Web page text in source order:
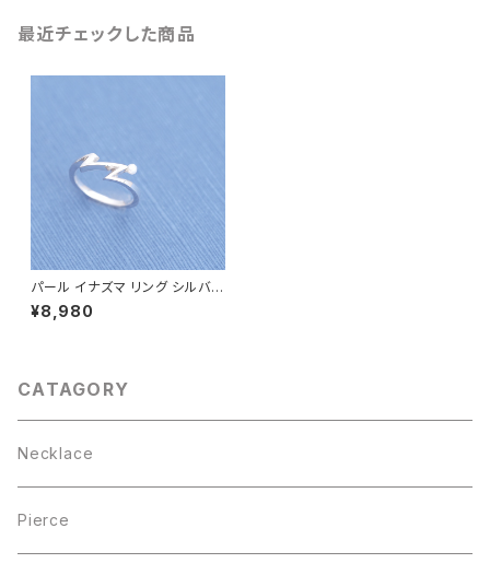
最近チェックした商品
パール イナズマ リング シルバー
925
¥8,980
CATAGORY
Necklace
Pierce